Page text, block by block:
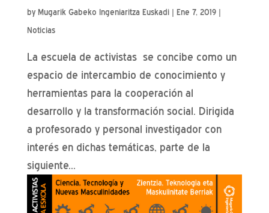
by Mugarik Gabeko Ingeniaritza Euskadi| Ene 7, 2019|
Noticias
La escuela de activistas se concibe como un
espacio de intercambio de conocimiento y
herramientas para la cooperación al
desarrollo y la transformación social. Dirigida
a profesorado y personal investigador con
interés en dichas temáticas, parte de la
siguiente...